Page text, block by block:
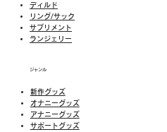
ディルド
リング/サック
​​サプリメント
​ランジェリー
ジャンル
新作グッズ
​オナニーグッズ
アナニーグッズ
サポートグッズ